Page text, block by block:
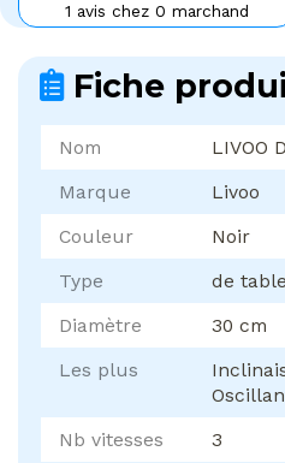
1 avis chez 0 marchand
Fiche
Nom
LIVOO
Marque
Livoo
Couleur
Noir
Type
de
Diamètre
30 cm
Les plus
Nb vitesses
3